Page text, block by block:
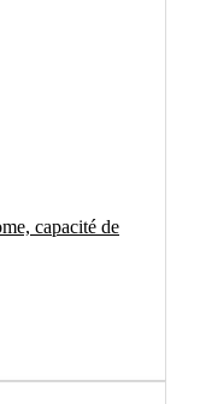
capacité de